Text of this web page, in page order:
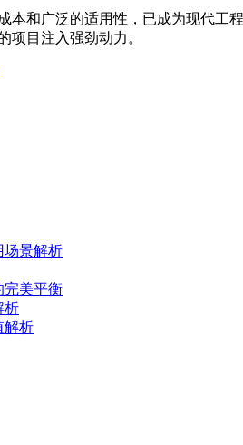
本和广泛的适用性，已成为现代
项目注入强劲动力。
场景解析
完美平衡
析
解析